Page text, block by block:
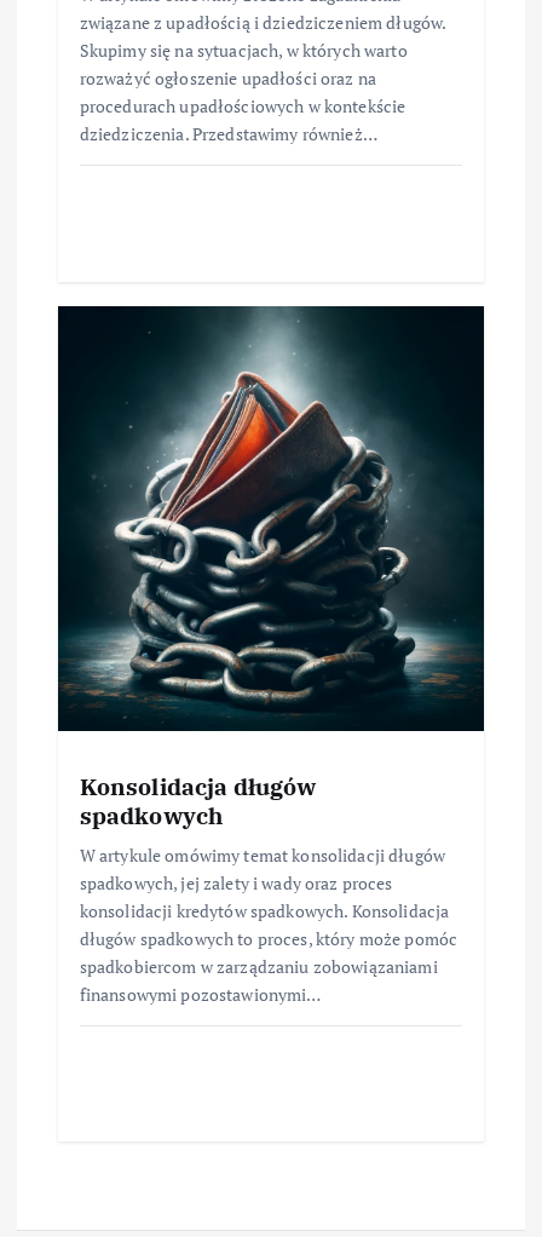
związane z upadłością i dziedziczeniem długów.
Skupimy się na sytuacjach, w których warto
rozważyć ogłoszenie upadłości oraz na
procedurach upadłościowych w kontekście
dziedziczenia. Przedstawimy również…
Konsolidacja długów
spadkowych
W artykule omówimy temat konsolidacji długów
spadkowych, jej zalety i wady oraz proces
konsolidacji kredytów spadkowych. Konsolidacja
długów spadkowych to proces, który może pomóc
spadkobiercom w zarządzaniu zobowiązaniami
finansowymi pozostawionymi…